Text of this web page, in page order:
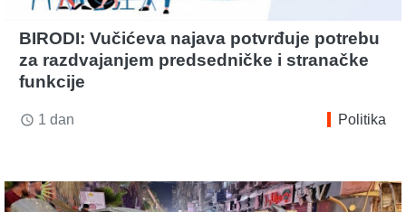
BIRODI: Vučićeva najava potvrđuje potrebu
za razdvajanjem predsedničke i stranačke
funkcije
access_time 1 dan Politika